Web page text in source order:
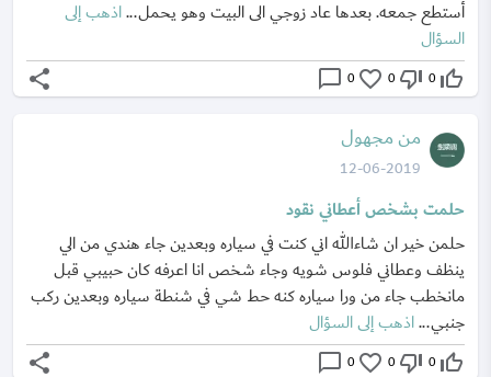
أستطع جمعه. بعدها عاد زوجي الى البيت وهو يحمل...اذهب إلى
السؤال
thumb_up_off_alt
0
thumb_down_off_alt
0
favorite_border
0
chat_bubble_outline
share
من مجهول
12-06-2019
حلمت بشخص أعطاني نقود
حلمن خير ان شاءالله اني كنت في سياره وبعدين جاء هندي من الي
ينظف وعطاني فلوس شويه وجاء شخص انا اعرفه كان حبيبي قبل
مانخطب جاء من ورا سياره كنه حط شي في شنطة سياره وبعدين ركب
جنبي...اذهب إلى السؤال
thumb_up_off_alt
0
thumb_down_off_alt
0
favorite_border
0
chat_bubble_outline
share